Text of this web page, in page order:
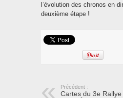
l’évolution des chronos en
deuxième étape !
Précédent :
Cartes du 3e